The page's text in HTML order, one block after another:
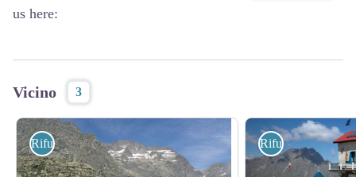
us here:
Vicino 3
Rifugi Rifugi